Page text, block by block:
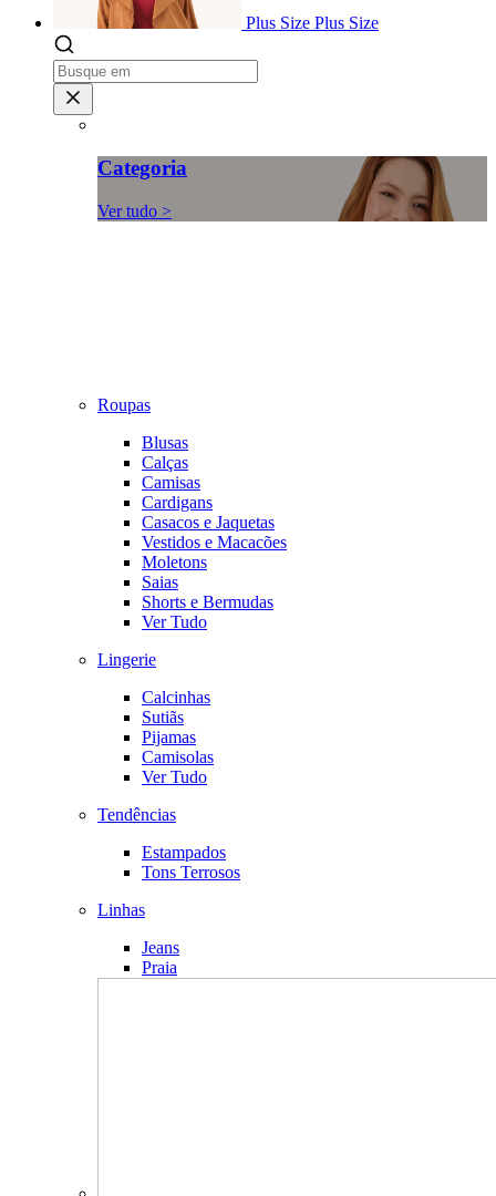
Plus Size Plus Size
Categoria
Ver tudo >
Roupas
Blusas
Calças
Camisas
Cardigans
Casacos e Jaquetas
Vestidos e Macacões
Moletons
Saias
Shorts e Bermudas
Ver Tudo
Lingerie
Calcinhas
Sutiãs
Pijamas
Camisolas
Ver Tudo
Tendências
Estampados
Tons Terrosos
Linhas
Jeans
Praia